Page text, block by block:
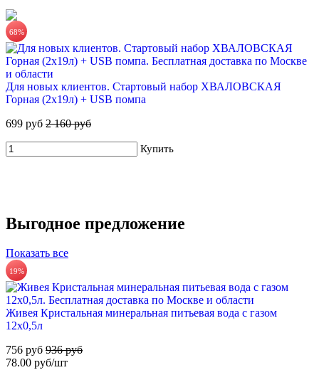
ХВАЛОВСКАЯ Deluxe питьевая вода 18,9л
605 руб.
ХВАЛОВСКАЯ Premium природная питьевая вода 18,9л
555 руб.
Купить
68%
Для новых клиентов. Стартовый набор ХВАЛОВСКАЯ
Горная (2х19л) + USB помпа
699 руб 2 160 руб
Купить
56%
Для новых клиентов. Стартовый набор ХВАЛОВСКАЯ
Горная (2х19л)
649 руб 1 470 руб
Выгодное предложение
Показать все
19%
Живея Кристальная минеральная питьевая вода с газом
12х0,5л
756 руб 936 руб
78.00 руб/шт